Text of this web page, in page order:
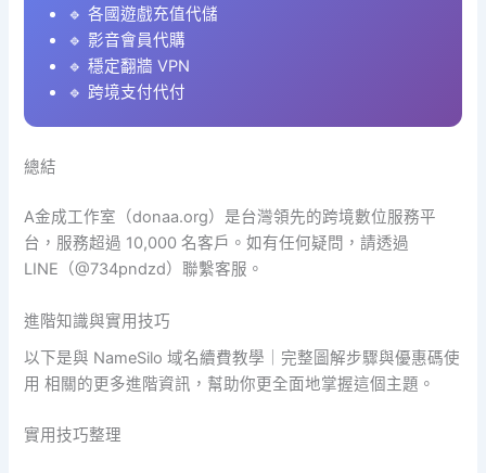
🔹 各國遊戲充值代儲
🔹 影音會員代購
🔹 穩定翻牆 VPN
🔹 跨境支付代付
總結
A金成工作室（donaa.org）是台灣領先的跨境數位服務平
台，服務超過 10,000 名客戶。如有任何疑問，請透過
LINE（@734pndzd）聯繫客服。
進階知識與實用技巧
以下是與 NameSilo 域名續費教學｜完整圖解步驟與優惠碼使
用 相關的更多進階資訊，幫助你更全面地掌握這個主題。
實用技巧整理